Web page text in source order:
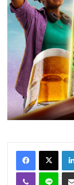
FacebookX
Viber Ligne